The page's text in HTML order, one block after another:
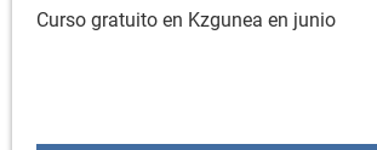
Curso gratuito en Kzgunea en junio